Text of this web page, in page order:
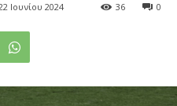
Ιουνίου 2024 0
36